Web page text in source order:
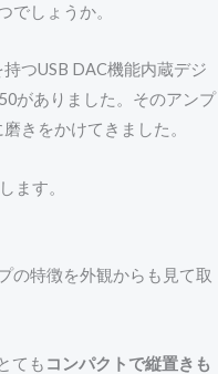
でしょうか。
つUSB DAC機能内蔵デジ
がありました。そのアンプ
きをかけてきました。
ます。
の特徴を外観からも見て取
ても コンパクトで縦置きも